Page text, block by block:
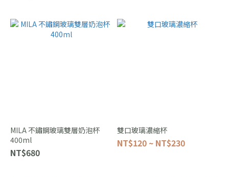
MILA 不鏽鋼玻璃雙層奶泡杯
400ml
NT$680
雙口玻璃濃縮杯
NT$120 ~ NT$230